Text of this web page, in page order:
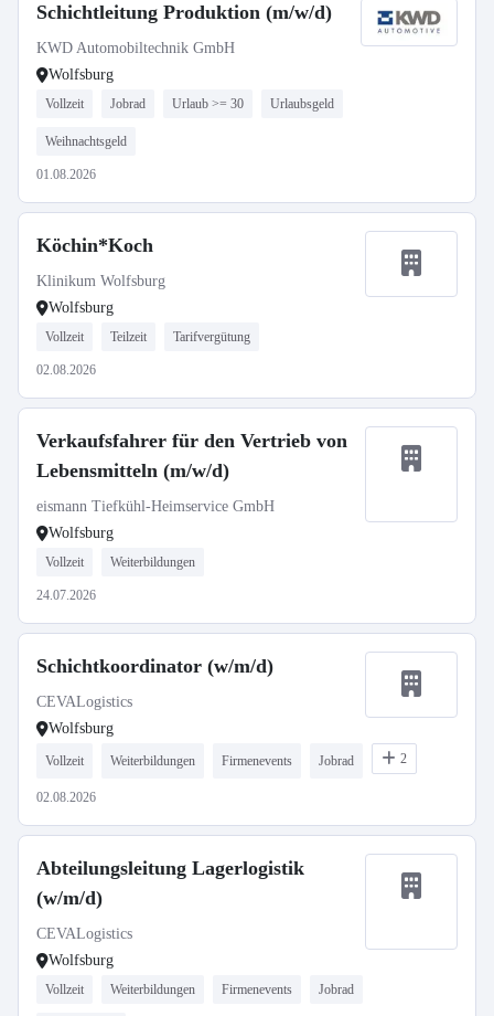
Schichtleitung Produktion (m/w/d)
KWD Automobiltechnik GmbH
Wolfsburg
Vollzeit Jobrad Urlaub >= 30 Urlaubsgeld
Weihnachtsgeld
01.08.2026
Köchin*Koch
Klinikum Wolfsburg
Wolfsburg
Vollzeit Teilzeit Tarifvergütung
02.08.2026
Verkaufsfahrer für den Vertrieb von
Lebensmitteln (m/w/d)
eismann Tiefkühl-Heimservice GmbH
Wolfsburg
Vollzeit Weiterbildungen
24.07.2026
Schichtkoordinator (w/m/d)
CEVALogistics
Wolfsburg
Vollzeit Weiterbildungen Firmenevents Jobrad 2
02.08.2026
Abteilungsleitung Lagerlogistik
(w/m/d)
CEVALogistics
Wolfsburg
Vollzeit Weiterbildungen Firmenevents Jobrad